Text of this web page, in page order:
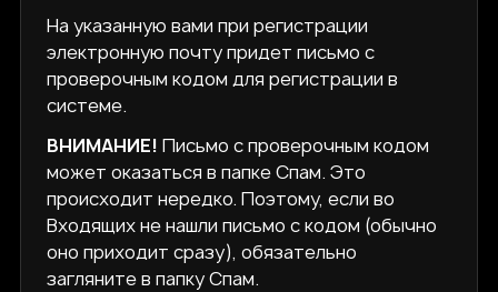
На указанную вами при регистрации
электронную почту придет письмо с
проверочным кодом для регистрации в
системе.
ВНИМАНИЕ! Письмо с проверочным кодом
может оказаться в папке Спам. Это
происходит нередко. Поэтому, если во
Входящих не нашли письмо с кодом (обычно
оно приходит сразу), обязательно
загляните в папку Спам.